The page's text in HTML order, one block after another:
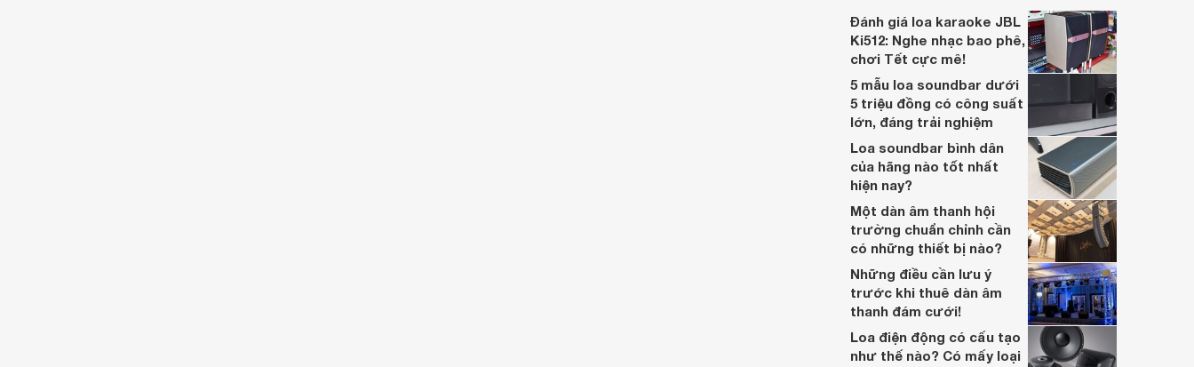
lớn, kết nối đa dạng, mà còn ghi điểm nhờ
“chất Marshall” cùng cấu trúc âm thanh
5.1.2 đầy hứa hẹn.
Đánh giá loa karaoke JBL
Ki512: Nghe nhạc bao phê,
chơi Tết cực mê!
5 mẫu loa soundbar dưới
5 triệu đồng có công suất
lớn, đáng trải nghiệm
Loa soundbar bình dân
của hãng nào tốt nhất
hiện nay?
Một dàn âm thanh hội
trường chuẩn chỉnh cần
có những thiết bị nào?
Những điều cần lưu ý
trước khi thuê dàn âm
thanh đám cưới!
Loa điện động có cấu tạo
như thế nào? Có mấy loại